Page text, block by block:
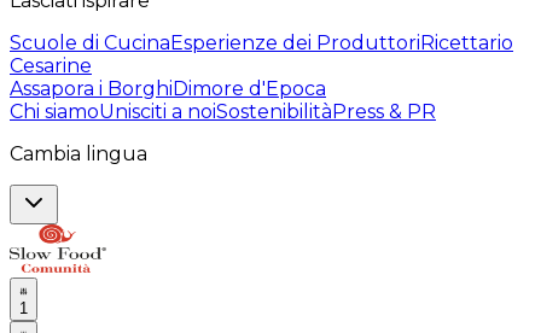
Scuole di CucinaEsperienze dei ProduttoriRicettario
Cesarine
Assapora i BorghiDimore d'Epoca
Chi siamoUnisciti a noiSostenibilitàPress & PR
Cambia lingua
1